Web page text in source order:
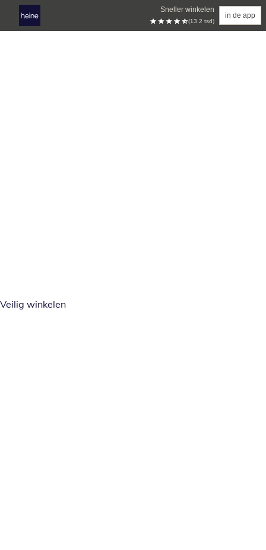
Sneller winkelen
(13.2 tsd)
in de app
Veilig winkelen